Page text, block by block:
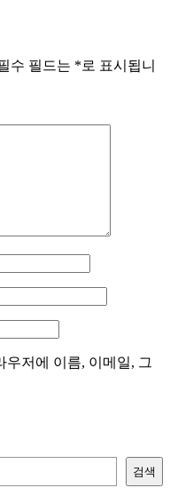
수 필드는 *로 표시됩니
우저에 이름, 이메일, 그
검색